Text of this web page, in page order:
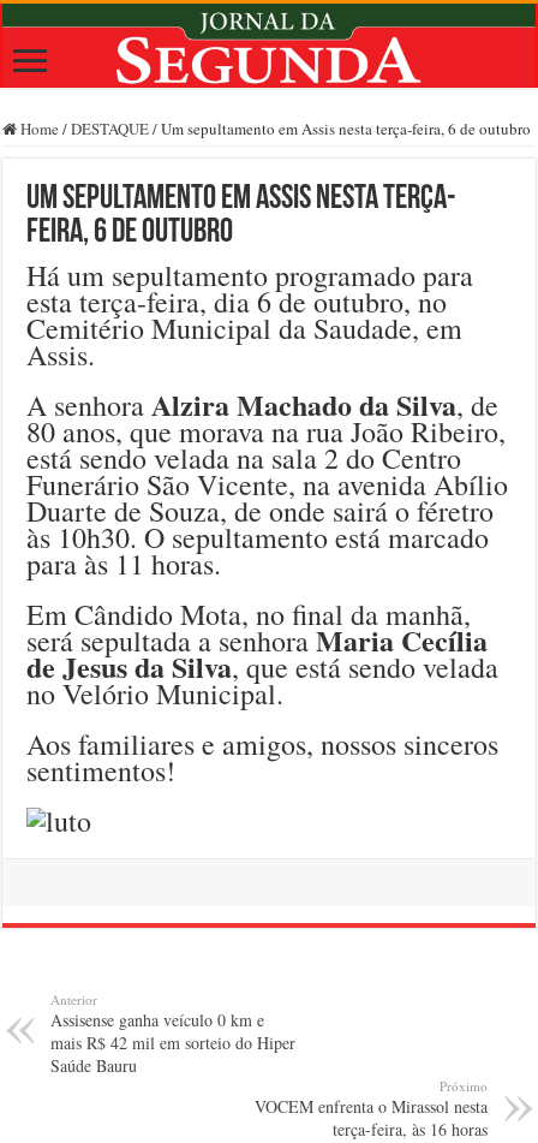
Home /DESTAQUE/Um sepultamento em Assis nesta terça-feira, 6 de outubro
Um sepultamento em Assis nesta terça-
feira, 6 de outubro
Há um sepultamento programado para
esta terça-feira, dia 6 de outubro, no
Cemitério Municipal da Saudade, em
Assis.
A senhoraAlzira Machado da Silva, de
80 anos, que morava na rua João Ribeiro,
está sendo velada na sala 2 do Centro
Funerário São Vicente, na avenida Abílio
Duarte de Souza, de onde sairá o féretro
às 10h30. O sepultamento está marcado
para às 11 horas.
Em Cândido Mota, no final da manhã,
será sepultada a senhoraMaria Cecília
de Jesus da Silva, que está sendo velada
no Velório Municipal.
Aos familiares e amigos, nossos sinceros
sentimentos!
Anterior
Assisense ganha veículo 0 km e
mais R$ 42 mil em sorteio do Hiper
Saúde Bauru
Próximo
VOCEM enfrenta o Mirassol nesta
terça-feira, às 16 horas